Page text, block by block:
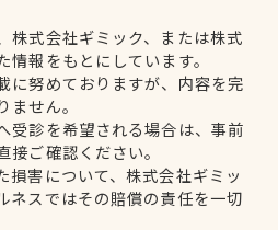
株式会社ギミック、または株式
報をもとにしています。
に努めておりますが、内容を完
せん。
受診を希望される場合は、事前
ご確認ください。
損害について、株式会社ギミッ
ネスではその賠償の責任を一切